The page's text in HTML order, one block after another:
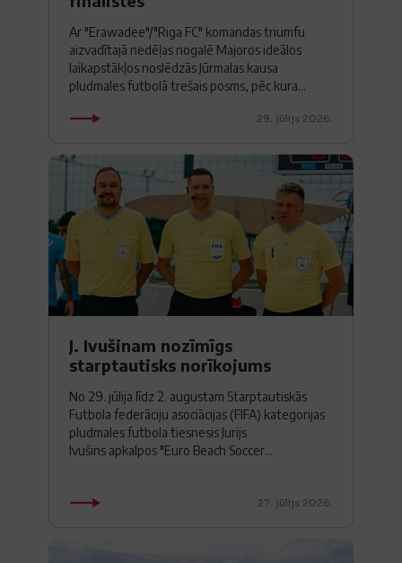
Ar "Erawadee"/"Riga FC" komandas triumfu
aizvadītajā nedēļas nogalē Majoros ideālos
laikapstākļos noslēdzās Jūrmalas kausa
pludmales futbolā trešais posms, pēc kura...
29. jūlijs 2026.
J. Ivušinam nozīmīgs
starptautisks norīkojums
No 29. jūlija līdz 2. augustam Starptautiskās
Futbola federāciju asociācijas (FIFA) kategorijas
pludmales futbola tiesnesis Jurijs
Ivušins apkalpos "Euro Beach Soccer...
27. jūlijs 2026.